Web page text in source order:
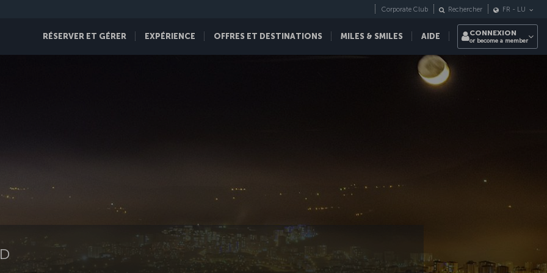
RÉSERVER ET GÉRER EXPÉRIENCE OFFRES ET DESTINATIONS MILES & SMILES AIDE
Corporate Club Rechercher FR - LU
CONNEXION
or become a member